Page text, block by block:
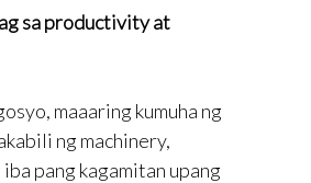
sa productivity at
maaaring kumuha ng
ng machinery,
pang kagamitan upang